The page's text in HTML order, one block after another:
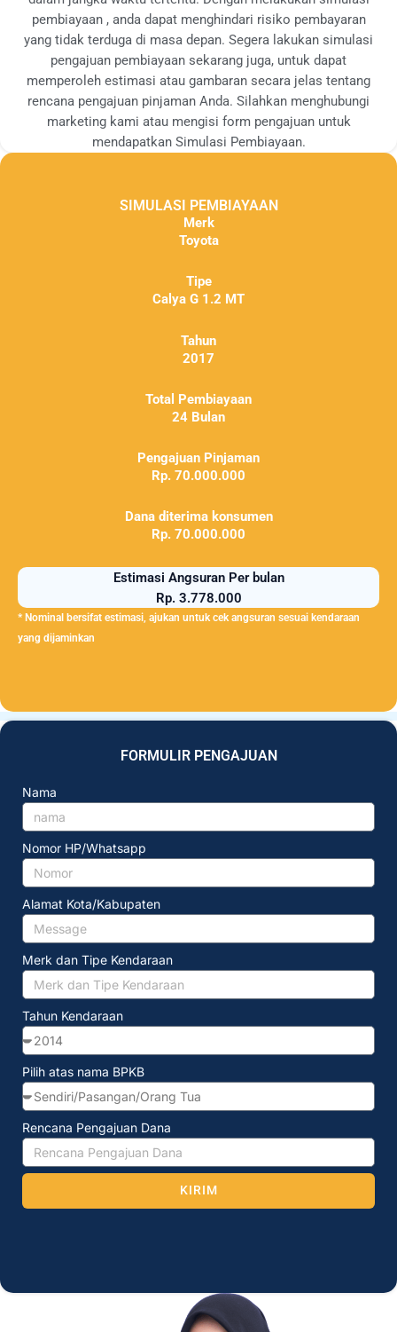
pembiayaan , anda dapat menghindari risiko pembayaran
yang tidak terduga di masa depan. Segera lakukan simulasi
pengajuan pembiayaan sekarang juga, untuk dapat
memperoleh estimasi atau gambaran secara jelas tentang
rencana pengajuan pinjaman Anda. Silahkan menghubungi
marketing kami atau mengisi form pengajuan untuk
mendapatkan Simulasi Pembiayaan.
SIMULASI PEMBIAYAAN
Merk
Toyota
Tipe
Calya G 1.2 MT
Tahun
2017
Total Pembiayaan
24 Bulan
Pengajuan Pinjaman
Rp. 70.000.000
Dana diterima konsumen
Rp. 70.000.000
Estimasi Angsuran Per bulan
Rp. 3.778.000
* Nominal bersifat estimasi, ajukan untuk cek angsuran sesuai kendaraan
yang dijaminkan
FORMULIR PENGAJUAN
Nama
Nomor HP/Whatsapp
Alamat Kota/Kabupaten
Merk dan Tipe Kendaraan
Tahun Kendaraan
Pilih atas nama BPKB
Rencana Pengajuan Dana
KIRIM